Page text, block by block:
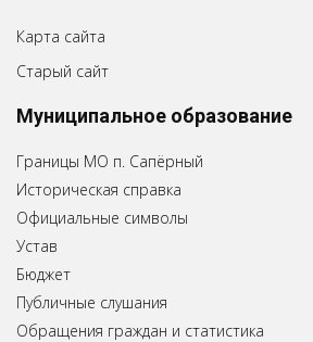
Карта сайта
Старый сайт
Муниципальное образование
Границы МО п. Сапёрный
Историческая справка
Официальные символы
Устав
Бюджет
Публичные слушания
Обращения граждан и статистика